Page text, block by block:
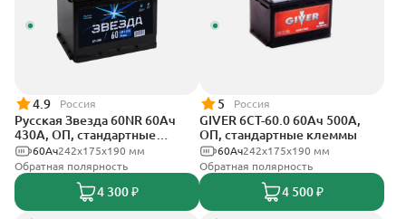
4.9 Россия
Русская Звезда 60NR 60Ач
430А, ОП, стандартные
клеммы242x175x190 мм
60Ач
Обратная полярность
4 300 ₽
5 Россия
GIVER 6СТ-60.0 60Ач 500А,
ОП, стандартные клеммы
242х175х190 мм
60Ач
Обратная полярность
4 500 ₽